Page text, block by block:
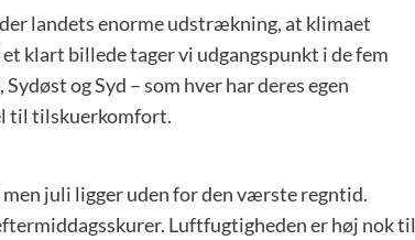
landets enorme udstrækning, at klimaet
klart billede tager vi udgangspunkt i de fem
og Syd – som hver har deres egen
til tilskuerkomfort.
juli ligger uden for den værste regntid.
Luftfugtigheden er høj nok til